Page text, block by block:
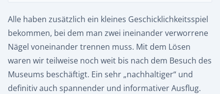
Alle haben zusätzlich ein kleines Geschicklichkeitsspiel
bekommen, bei dem man zwei ineinander verworrene
Nägel voneinander trennen muss. Mit dem Lösen
waren wir teilweise noch weit bis nach dem Besuch des
Museums beschäftigt. Ein sehr „nachhaltiger“ und
definitiv auch spannender und informativer Ausflug.